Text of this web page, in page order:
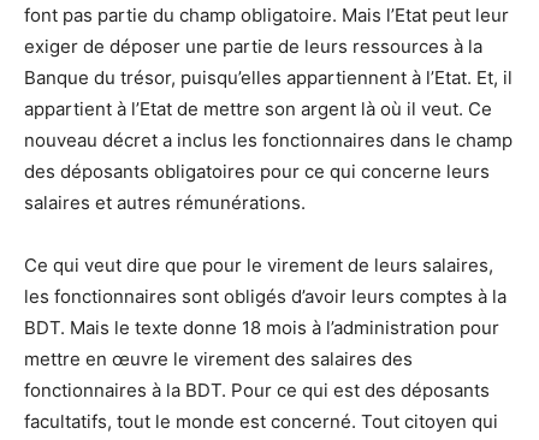
font pas partie du champ obligatoire. Mais l’Etat peut leur
exiger de déposer une partie de leurs ressources à la
Banque du trésor, puisqu’elles appartiennent à l’Etat. Et, il
appartient à l’Etat de mettre son argent là où il veut. Ce
nouveau décret a inclus les fonctionnaires dans le champ
des déposants obligatoires pour ce qui concerne leurs
salaires et autres rémunérations.
Ce qui veut dire que pour le virement de leurs salaires,
les fonctionnaires sont obligés d’avoir leurs comptes à la
BDT. Mais le texte donne 18 mois à l’administration pour
mettre en œuvre le virement des salaires des
fonctionnaires à la BDT. Pour ce qui est des déposants
facultatifs, tout le monde est concerné. Tout citoyen qui